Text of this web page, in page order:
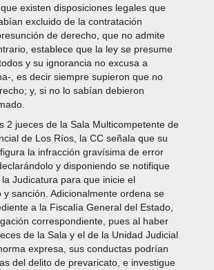
existen disposiciones legales que
excluido de la contratación
de derecho, que no admite
establece que la ley se presume
y su ignorancia no excusa a
, es decir siempre supieron que no
y, si no lo sabían debieron
2 jueces de la Sala Multicompetente de
de Los Ríos, la CC señala que su
la infracción gravísima de error
y disponiendo se notifique
Judicatura para que inicie el
y sanción. Adicionalmente ordena se
a la Fiscalía General del Estado,
correspondiente, pues al haber
de la Sala y el de la Unidad Judicial
expresa, sus conductas podrían
del delito de prevaricato, e investigue